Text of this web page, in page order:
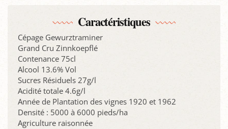
Caractéristiques
Cépage Gewurztraminer
Grand Cru Zinnkoepflé
Contenance 75cl
Alcool 13.6% Vol
Sucres Résiduels 27g/l
Acidité totale 4.6g/l
Année de Plantation des vignes 1920 et 1962
Densité : 5000 à 6000 pieds/ha
Agriculture raisonnée